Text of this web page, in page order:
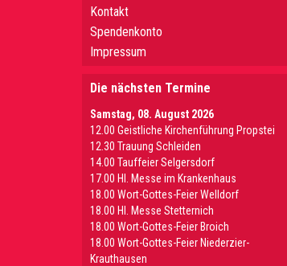
Kontakt
Spendenkonto
Impressum
Die nächsten Termine
Samstag, 08. August 2026
12.00 Geistliche Kirchenführung Propstei
12.30 Trauung Schleiden
14.00 Tauffeier Selgersdorf
17.00 Hl. Messe im Krankenhaus
18.00 Wort-Gottes-Feier Welldorf
18.00 Hl. Messe Stetternich
18.00 Wort-Gottes-Feier Broich
18.00 Wort-Gottes-Feier Niederzier-
Krauthausen